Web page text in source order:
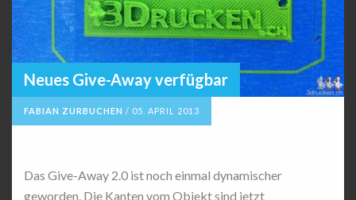
Neues Give-Away verfügbar
FABIAN ZURBUCHEN / 05. APRIL 2013
Das Give-Away 2.0 ist noch einmal dynamischer
geworden. Die Kanten vom Objekt sind jetzt